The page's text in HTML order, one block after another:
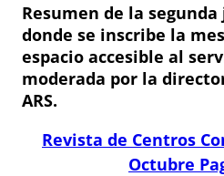
Resumen de la
donde se inscribe la
espacio accesible al
moderada por la
ARS.
Revista de Centros
Octubre